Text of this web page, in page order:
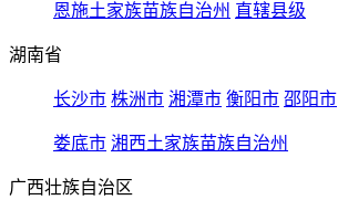
恩施土家族苗族自治州 直辖县级
湖南省
长沙市 株洲市 湘潭市 衡阳市 邵阳市
娄底市 湘西土家族苗族自治州
广西壮族自治区